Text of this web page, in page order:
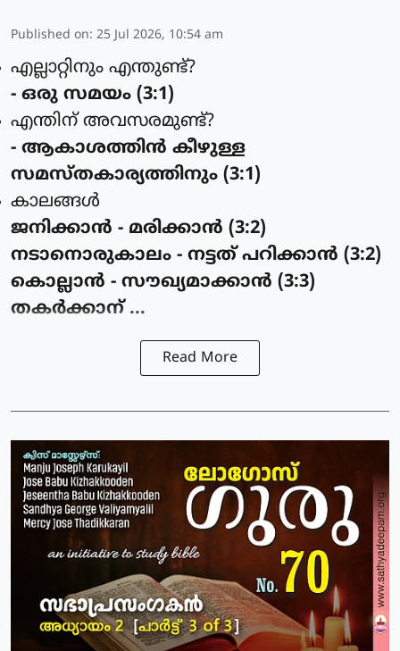
Published on: 25 Jul 2026, 10:54 am
എല്ലാറ്റിനും എന്തുണ്ട്?
- ഒരു സമയം (3:1)
എന്തിന് അവസരമുണ്ട്?
- ആകാശത്തിന്‍ കീഴുള്ള
സമസ്തകാര്യത്തിനും (3:1)
കാലങ്ങള്‍
ജനിക്കാന്‍ - മരിക്കാന്‍ (3:2)
നടാനൊരുകാലം - നട്ടത് പറിക്കാന്‍ (3:2)
കൊല്ലാന്‍ - സൗഖ്യമാക്കാന്‍ (3:3)
തകര്‍ക്കാന് ...
Read More